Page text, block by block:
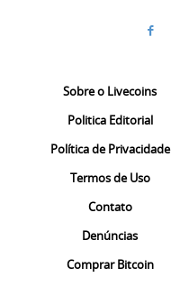
Sobre o Livecoins
Politica Editorial
Política de Privacidade
Termos de Uso
Contato
Denúncias
Comprar Bitcoin